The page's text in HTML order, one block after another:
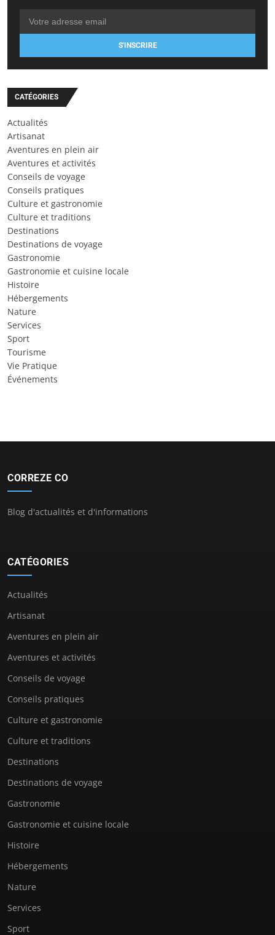
S'INSCRIRE
CATÉGORIES
Actualités
Artisanat
Aventures en plein air
Aventures et activités
Conseils de voyage
Conseils pratiques
Culture et gastronomie
Culture et traditions
Destinations
Destinations de voyage
Gastronomie
Gastronomie et cuisine locale
Histoire
Hébergements
Nature
Services
Sport
Tourisme
Vie Pratique
Événements
CORREZE CO
Blog d'actualités et d'informations
CATÉGORIES
Actualités
Artisanat
Aventures en plein air
Aventures et activités
Conseils de voyage
Conseils pratiques
Culture et gastronomie
Culture et traditions
Destinations
Destinations de voyage
Gastronomie
Gastronomie et cuisine locale
Histoire
Hébergements
Nature
Services
Sport